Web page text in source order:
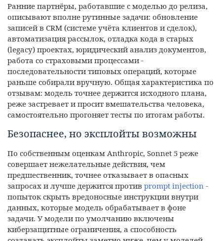
Ранние партнёры, работавшие с моделью до релиза,
описывают вполне рутинные задачи: обновление
записей в CRM (системе учёта клиентов и сделок),
автоматизация рассылок, отладка кода в старых
(legacy) проектах, юридический анализ документов,
работа со страховыми процессами -
последовательности типовых операций, которые
раньше собирали вручную. Общая характеристика по
отзывам: модель точнее держится исходного плана,
реже застревает и просит вмешательства человека,
самостоятельно прогоняет тесты по итогам работы.
Безопаснее, но эксплойты возможны
По собственным оценкам Anthropic, Sonnet 5 реже
совершает нежелательные действия, чем
предшественник, точнее отказывает в опасных
запросах и лучше держится против prompt injection -
попыток скрыть вредоносные инструкции внутри
данных, которые модель обрабатывает в фоне
задачи. У модели по умолчанию включены
киберзащитные ограничения, а способность